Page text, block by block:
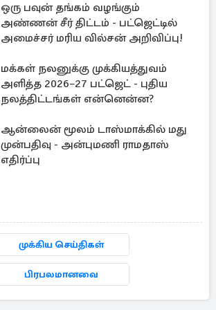
ஒரு பவுன் தங்கம் வழங்கும்
அண்ணன் சீர் திட்டம் - பட்ஜெட்டில்
அமைச்சர் மரிய வில்சன் அறிவிப்பு!
மக்கள் நலனுக்கு முக்கியத்துவம்
அளித்த 2026–27 பட்ஜெட் - புதிய
நலத்திட்டங்கள் என்னென்ன?
ஆன்லைன் மூலம் டாஸ்மாக்கில் மது
முன்பதிவு - அன்புமணி ராமதாஸ்
எதிர்ப்பு
முக்கிய செய்திகள்
பிரபலமானவை